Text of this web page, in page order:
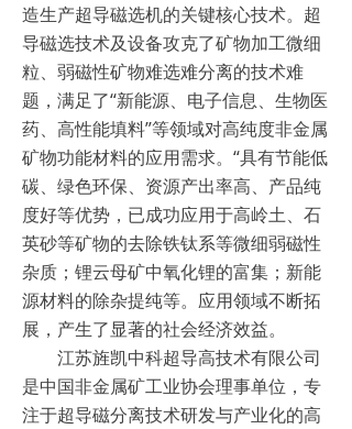
造生产超导磁选机的关键核心技术。超
导磁选技术及设备攻克了矿物加工微细
粒、弱磁性矿物难选难分离的技术难
题，满足了“新能源、电子信息、生物医
药、高性能填料”等领域对高纯度非金属
矿物功能材料的应用需求。“具有节能低
碳、绿色环保、资源产出率高、产品纯
度好等优势，已成功应用于高岭土、石
英砂等矿物的去除铁钛系等微细弱磁性
杂质；锂云母矿中氧化锂的富集；新能
源材料的除杂提纯等。应用领域不断拓
展，产生了显著的社会经济效益。
江苏旌凯中科超导高技术有限公司
是中国非金属矿工业协会理事单位，专
注于超导磁分离技术研发与产业化的高